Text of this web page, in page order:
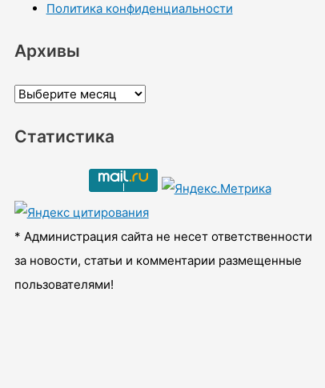
Политика конфиденциальности
Архивы
А
х
ы
Статистика
* Администрация сайта не несет ответственности
за новости, статьи и комментарии размещенные
пользователями!